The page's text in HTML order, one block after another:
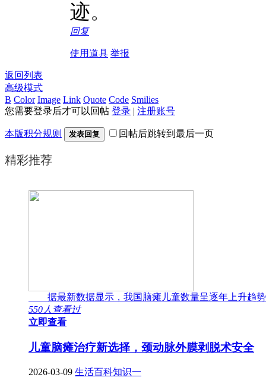
迹。
回复
使用道具 举报
返回列表
高级模式
B Color Image Link Quote Code Smilies
您需要登录后才可以回帖 登录 | 注册账号
本版积分规则 发表回复 回帖后跳转到最后一页
精彩推荐
据最新数据显示，我国脑瘫儿童数量呈逐年上升趋势
550人查看过
立即查看
儿童脑瘫治疗新选择，颈动脉外膜剥脱术安全
2026-03-09 生活百科知识一